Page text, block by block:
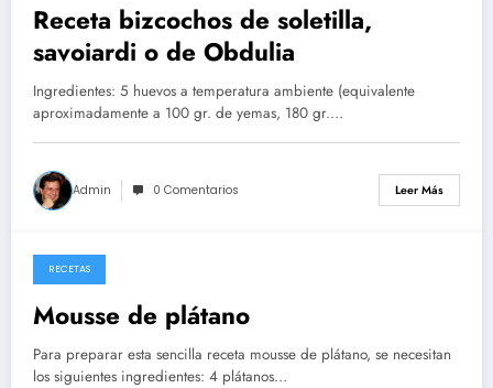
Receta bizcochos de soletilla,
savoiardi o de Obdulia
Ingredientes: 5 huevos a temperatura ambiente (equivalente
aproximadamente a 100 gr. de yemas, 180 gr.…
Admin 0 Comentarios Leer Más
14/05/2026
RECETAS
Mousse de plátano
Para preparar esta sencilla receta mousse de plátano, se necesitan
los siguientes ingredientes: 4 plátanos…